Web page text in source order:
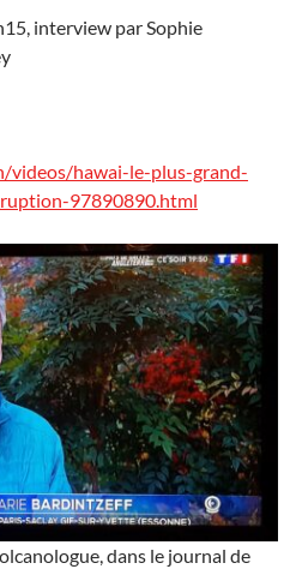
interview par Sophie
hawai-le-plus-grand-
97890890.html
dans le journal de